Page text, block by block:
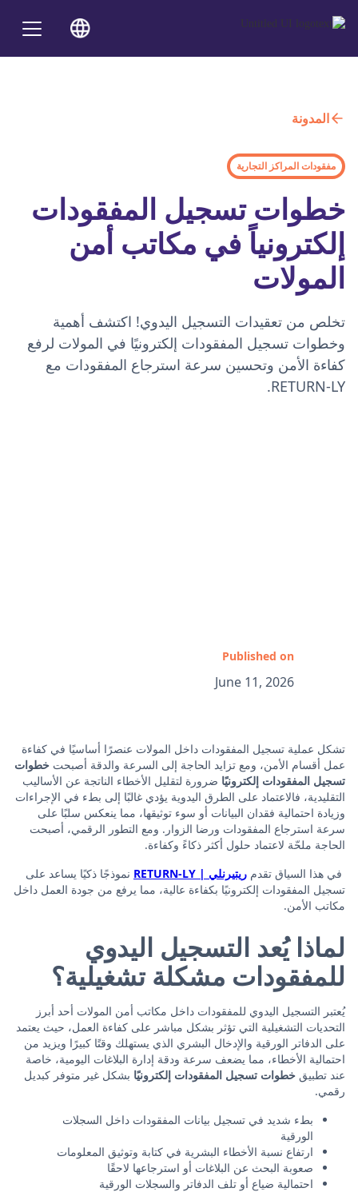
المدونة
مفقودات المراكز التجارية
خطوات تسجيل المفقودات
إلكترونياً في مكاتب أمن
المولات
تخلص من تعقيدات التسجيل اليدوي! اكتشف أهمية
وخطوات تسجيل المفقودات إلكترونيًا في المولات لرفع
كفاءة الأمن وتحسين سرعة استرجاع المفقودات مع
RETURN-LY.
Published on
June 11, 2026
تشكل عملية تسجيل المفقودات داخل المولات عنصرًا أساسيًا في كفاءة
عمل أقسام الأمن، ومع تزايد الحاجة إلى السرعة والدقة أصبحت خطوات
تسجيل المفقودات إلكترونيًا ضرورة لتقليل الأخطاء الناتجة عن الأساليب
التقليدية، فالاعتماد على الطرق اليدوية يؤدي غالبًا إلى بطء في الإجراءات
وزيادة احتمالية فقدان البيانات أو سوء توثيقها، مما ينعكس سلبًا على
سرعة استرجاع المفقودات ورضا الزوار. ومع التطور الرقمي، أصبحت
الحاجة ملحّة لاعتماد حلول أكثر ذكاءً وكفاءة.
في هذا السياق تقدم ريتيرنلي | RETURN-LY
نموذجًا ذكيًا يساعد على
تسجيل المفقودات إلكترونيًا بكفاءة عالية، مما يرفع من جودة العمل داخل
مكاتب الأمن.
لماذا يُعد التسجيل اليدوي
للمفقودات مشكلة تشغيلية؟
يُعتبر التسجيل اليدوي للمفقودات داخل مكاتب أمن المولات أحد أبرز
التحديات التشغيلية التي تؤثر بشكل مباشر على كفاءة العمل، حيث يعتمد
على الدفاتر الورقية والإدخال البشري الذي يستهلك وقتًا كبيرًا ويزيد من
احتمالية الأخطاء، مما يضعف سرعة ودقة إدارة البلاغات اليومية، خاصة
عند تطبيق خطوات تسجيل المفقودات إلكترونيًا بشكل غير متوفر كبديل
رقمي.
بطء شديد في تسجيل بيانات المفقودات داخل السجلات
الورقية
ارتفاع نسبة الأخطاء البشرية في كتابة وتوثيق المعلومات
صعوبة البحث عن البلاغات أو استرجاعها لاحقًا
احتمالية ضياع أو تلف الدفاتر والسجلات الورقية